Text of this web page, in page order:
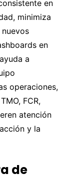
en
minimiza
en
a
operaciones,
FCR,
atención
y la
de